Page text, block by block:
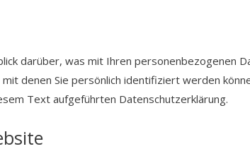
darüber, was mit Ihren personenbezogenen
denen Sie persönlich identifiziert werden
Text aufgeführten Datenschutzerklärung.